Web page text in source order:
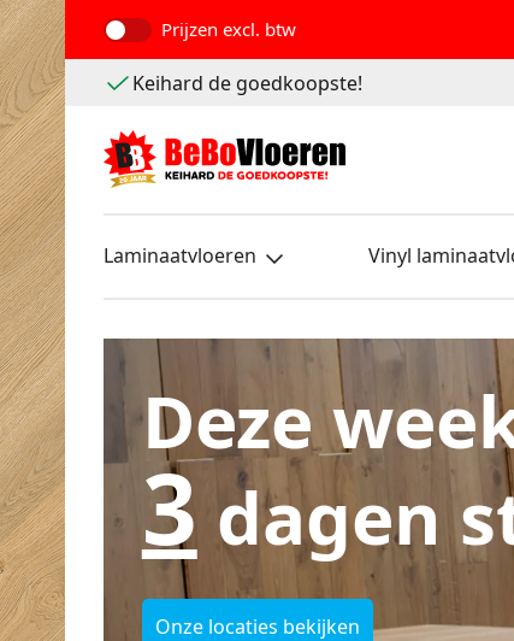
Prijzen excl. btw
Keihard de goedkoopste!
Laminaatvloeren Vinyl
Deze
3 dagen
Onze locaties bekijken